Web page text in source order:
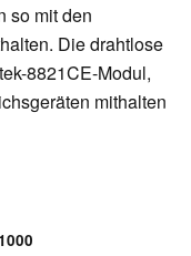
so mit den
Die drahtlose
8821CE-Modul,
mithalten